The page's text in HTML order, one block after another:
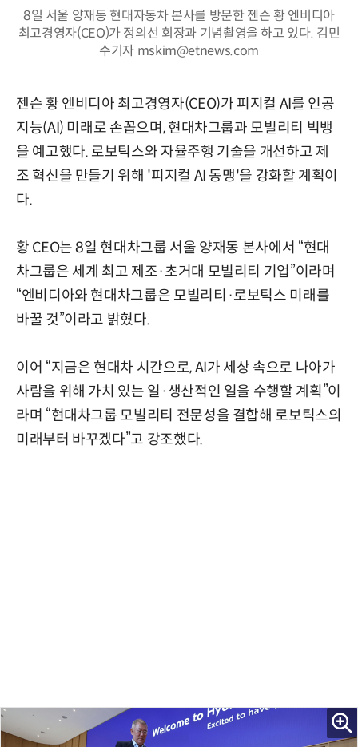
8일 서울 양재동 현대자동차 본사를 방문한 젠슨 황 엔비디아
최고경영자(CEO)가 정의선 회장과 기념촬영을 하고 있다. 김민
수기자 mskim@etnews.com
젠슨 황 엔비디아 최고경영자(CEO)가 피지컬 AI를 인공
지능(AI) 미래로 손꼽으며, 현대차그룹과 모빌리티 빅뱅
을 예고했다. 로보틱스와 자율주행 기술을 개선하고 제
조 혁신을 만들기 위해 '피지컬 AI 동맹'을 강화할 계획이
다.
황 CEO는 8일 현대차그룹 서울 양재동 본사에서 “현대
차그룹은 세계 최고 제조·초거대 모빌리티 기업”이라며
“엔비디아와 현대차그룹은 모빌리티·로보틱스 미래를
바꿀 것”이라고 밝혔다.
이어 “지금은 현대차 시간으로, AI가 세상 속으로 나아가
사람을 위해 가치 있는 일·생산적인 일을 수행할 계획”이
라며 “현대차그룹 모빌리티 전문성을 결합해 로보틱스의
미래부터 바꾸겠다”고 강조했다.